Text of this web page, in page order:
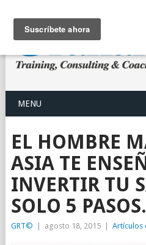
MENU
EL HOMBRE
ASIA TE
INVERTIR TU
SOLO 5 PASOS.
GRT© agosto 18, 2015 Artículos